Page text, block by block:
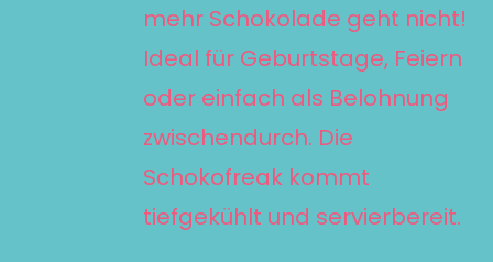
mehr Schokolade geht nicht!
Ideal für Geburtstage, Feiern
oder einfach als Belohnung
zwischendurch. Die
Schokofreak kommt
tiefgekühlt und servierbereit.